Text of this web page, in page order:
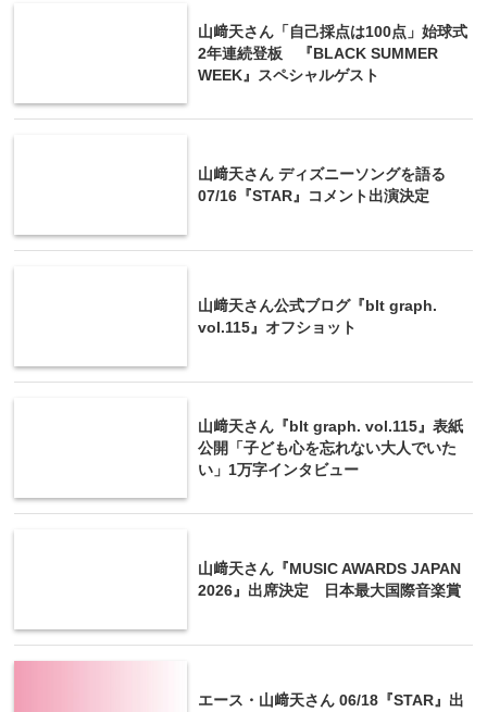
山﨑天さん「自己採点は100点」始球式
2年連続登板 『BLACK SUMMER
WEEK』スペシャルゲスト
山﨑天さん ディズニーソングを語る
07/16『STAR』コメント出演決定
山﨑天さん公式ブログ『blt graph.
vol.115』オフショット
山﨑天さん『blt graph. vol.115』表紙
公開「子ども心を忘れない大人でいた
い」1万字インタビュー
山﨑天さん『MUSIC AWARDS JAPAN
2026』出席決定 日本最大国際音楽賞
エース・山﨑天さん 06/18『STAR』出